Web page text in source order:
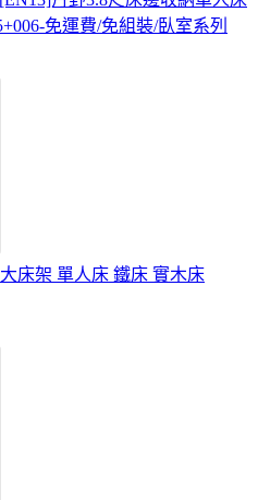
免運費/免組裝/臥室系列
床架 單人床 鐵床 實木床